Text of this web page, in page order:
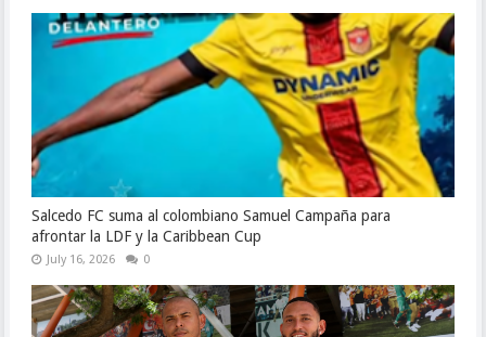
Salcedo FC suma al colombiano Samuel Campaña para
afrontar la LDF y la Caribbean Cup
July 16, 2026 0